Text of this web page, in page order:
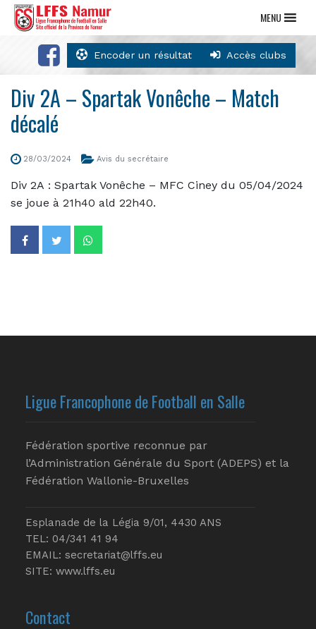
Encoder un résultat Accès clubs
MENU
Div 2A – Spartak Vonêche – Match
décalé
28/03/2024 Avis du secrétaire
Div 2A : Spartak Vonêche – MFC Ciney du 05/04/2024
se joue à 21h40 ald 22h40.
Ligue Francophone de Football en Salle
Fédération sportive reconnue par
l’Administration Générale du Sport (ADEPS) et la
Fédération Wallonie-Bruxelles
Esplanade de la Légia 9/01, 4430 ANS
TEL: 04/341 41 94
EMAIL: secretariat@lffs.eu
SITE: www.lffs.eu
Contact